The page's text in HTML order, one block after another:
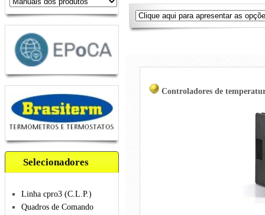
Selecionadores
Linha cpro3 (C.L.P.)
Quadros de Comando
Controladores de